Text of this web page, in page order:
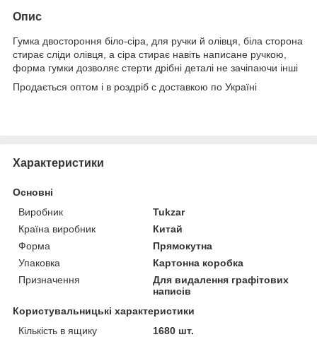
Опис
Гумка двостороння біло-сіра, для ручки й олівця, біла сторона
стирає сліди олівця, а сіра стирає навіть написане ручкою,
форма гумки дозволяє стерти дрібні деталі не зачіпаючи інші
Продається оптом і в роздріб с доставкою по Україні
Характеристики
Основні
Виробник
Tukzar
Країна виробник
Китай
Форма
Прямокутна
Упаковка
Картонна коробка
Призначення
Для видалення графітових
написів
Користувальницькі характеристики
Кількість в ящику
1680 шт.